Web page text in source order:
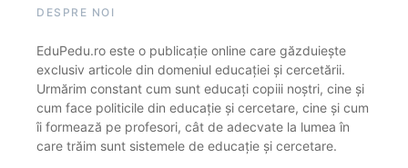
DESPRE NOI
EduPedu.ro este o publicație online care găzduiește
exclusiv articole din domeniul educației și cercetării.
Urmărim constant cum sunt educați copiii noștri, cine și
cum face politicile din educație și cercetare, cine și cum
îi formează pe profesori, cât de adecvate la lumea în
care trăim sunt sistemele de educație și cercetare.